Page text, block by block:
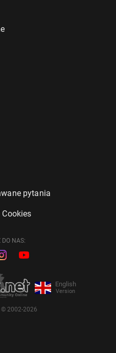
pytania
DO NAS:
English
Version
© 2002-2026